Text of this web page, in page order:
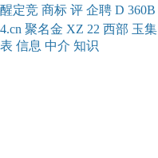
醒定竞 商标 评 企聘 D 360B
4.cn 聚名金 XZ 22 西部 玉集
表 信息 中介 知识